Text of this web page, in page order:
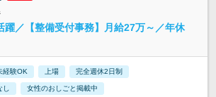
躍／【整備受付事務】月給27万～／年休
経験OK 上場 完全週休2日制
女性のおしごと掲載中